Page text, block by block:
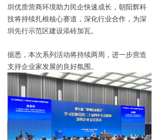
圳优质营商环境助力民企快速成长，朝阳辉科
技将持续扎根核心赛道，深化行业合作，为深
圳先行示范区建设添砖加瓦。
据悉，本次系列活动将持续两周，进一步营造
支持企业家发展的良好氛围。